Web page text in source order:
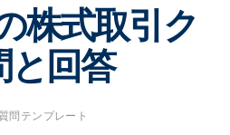
株式取引ク
と回答
問テンプレート